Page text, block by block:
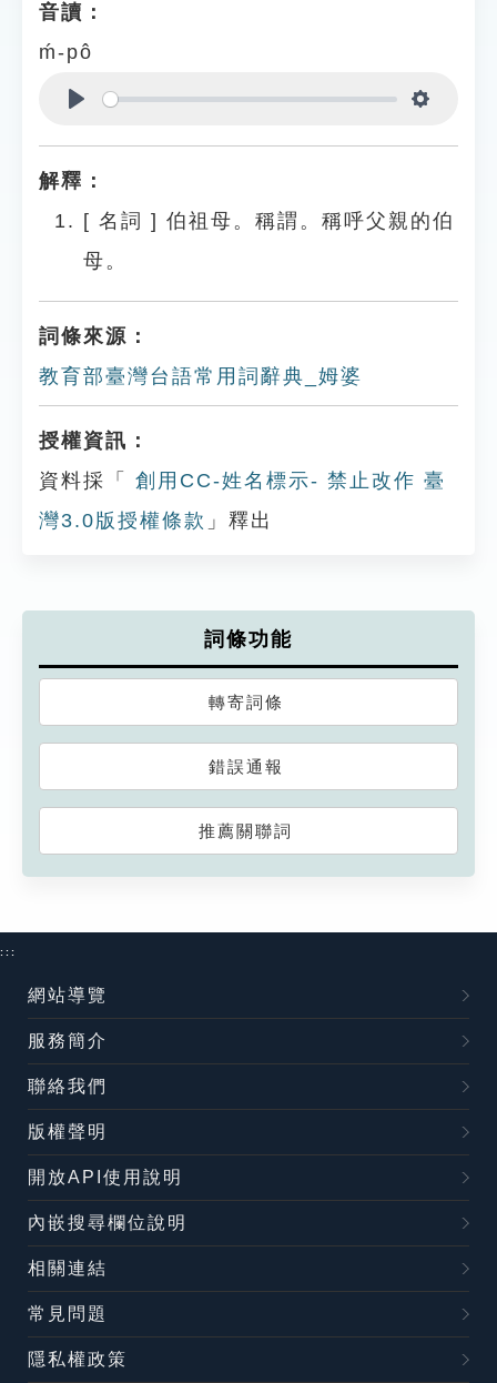
遊戲專區
貓頭鷹博士
音讀：
ḿ-pô
解釋：
[ 名詞 ] 伯祖母。稱謂。稱呼父親的伯
母。
詞條來源：
教育部臺灣台語常用詞辭典_姆婆
授權資訊：
資料採「
創用CC-姓名標示- 禁止改作 臺
灣3.0版授權條款 」釋出
詞條功能
轉寄詞條
錯誤通報
推薦關聯詞
:::
網站導覽
服務簡介
聯絡我們
版權聲明
開放API使用說明
內嵌搜尋欄位說明
相關連結
常見問題
隱私權政策